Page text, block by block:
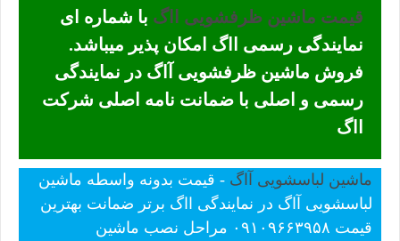
قیمت ماشین ظرفشویی ااگ با شماره ای
نمایندگی رسمی ااگ امکان پذیر میباشد.
فروش ماشین ظرفشویی آاگ در نمایندگی
رسمی و اصلی با ضمانت نامه اصلی شرکت
ااگ
ماشین لباسشویی آاگ - قیمت بدونه واسطه ماشین
لباسشویی آاگ در نمایندگی ااگ برتر ضمانت بهترین
قیمت ۰۹۱۰۹۶۶۳۹۵۸ مراحل نصب ماشین